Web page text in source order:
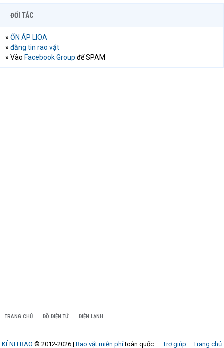
ĐỐI TÁC
» ỔN ÁP LIOA
» đăng tin rao vặt
» Vào Facebook Group để SPAM
TRANG CHỦ ĐỒ ĐIỆN TỬ ĐIỆN LẠNH
Trợ giúp Trang chủ
KÊNH RAO © 2012-2026 | Rao vặt miễn phítoàn quốc